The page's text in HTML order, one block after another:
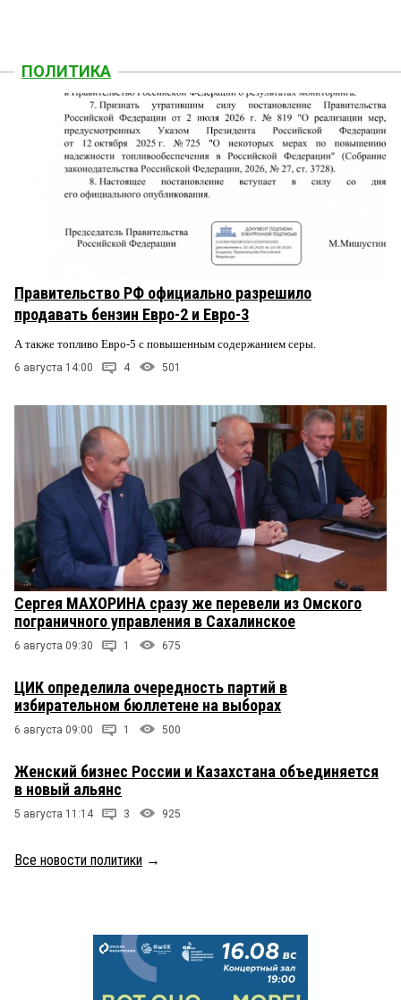
ПОЛИТИКА
Правительство РФ официально разрешило
продавать бензин Евро-2 и Евро-3
А также топливо Евро-5 с повышенным содержанием серы.
6 августа 14:00 4 501
Сергея МАХОРИНА сразу же перевели из Омского
пограничного управления в Сахалинское
6 августа 09:30 1 675
ЦИК определила очередность партий в
избирательном бюллетене на выборах
6 августа 09:00 1 500
Женский бизнес России и Казахстана объединяется
в новый альянс
5 августа 11:14 3 925
Все новости политики →